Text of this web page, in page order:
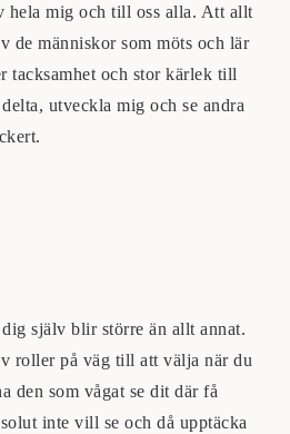
hela mig och till oss alla. Att allt
de människor som möts och lär
tacksamhet och stor kärlek till
utveckla mig och se andra
själv blir större än allt annat.
roller på väg till att välja när du
den som vågat se dit där få
inte vill se och då upptäcka